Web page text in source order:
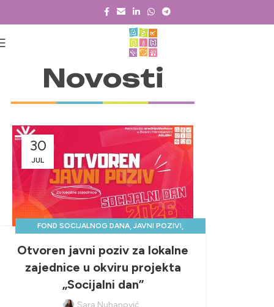
Novosti
30
JUL
FOND SOCIJALNOG DANA,JAVNI POZIVI,
Otvoren javni poziv za lokalne
zajednice u okviru projekta
„Socijalni dan”
Sara Nuhanović